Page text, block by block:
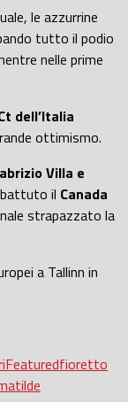
le azzurrine
tutto il podio
nelle prime
dell’Italia
ottimismo.
Villa e
il Canada
strapazzato la
a Tallinn in
Featuredfioretto